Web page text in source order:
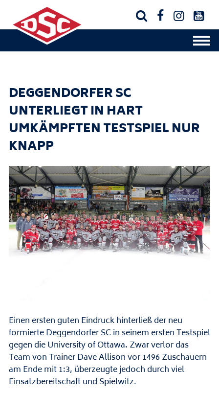
   
DEGGENDORFER SC
UNTERLIEGT IN HART
UMKÄMPFTEN TESTSPIEL NUR
KNAPP
Einen ersten guten Eindruck hinterließ der neu
formierte Deggendorfer SC in seinem ersten Testspiel
gegen die University of Ottawa. Zwar verlor das
Team von Trainer Dave Allison vor 1496 Zuschauern
am Ende mit 1:3, überzeugte jedoch durch viel
Einsatzbereitschaft und Spielwitz.